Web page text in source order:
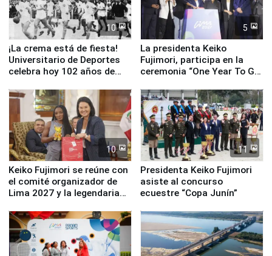
10
¡La crema está de fiesta!
Universitario de Deportes
celebra hoy 102 años de
5
La presidenta Keiko
Fujimori, participa en la
ceremonia “One Year To Go
10
Keiko Fujimori se reúne con
el comité organizador de
Lima 2027 y la legendaria
11
Presidenta Keiko Fujimori
asiste al concurso
ecuestre “Copa Junín”